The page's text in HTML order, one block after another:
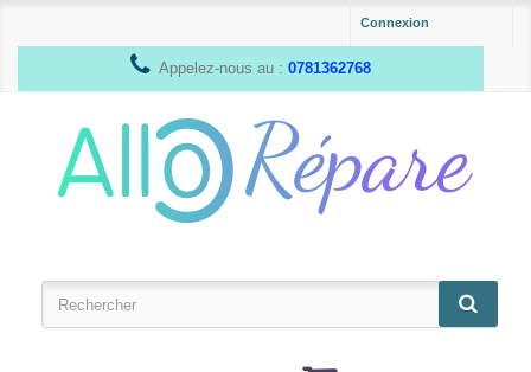
Connexion
Appelez-nous au : 0781362768